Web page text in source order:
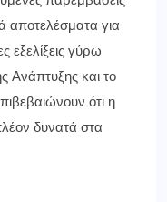
αποτελέσματα για
εξελίξεις γύρω
και το
ότι η
δυνατά στα